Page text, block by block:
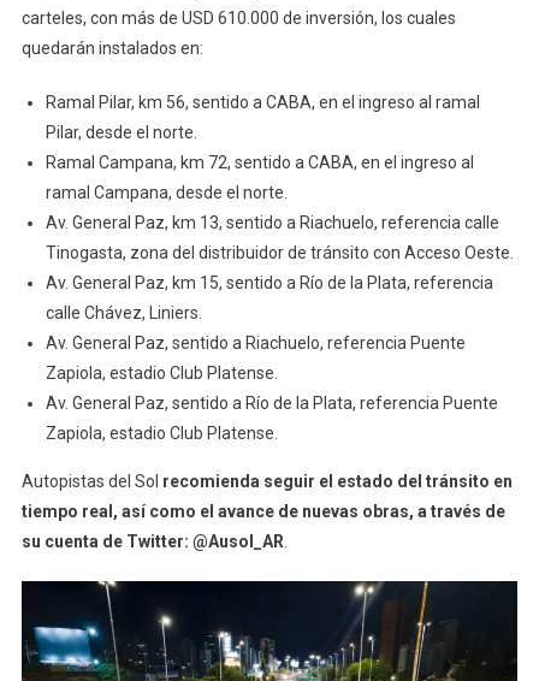
carteles, con más de USD 610.000 de inversión, los cuales
quedarán instalados en:
Ramal Pilar, km 56, sentido a CABA, en el ingreso al ramal
Pilar, desde el norte.
Ramal Campana, km 72, sentido a CABA, en el ingreso al
ramal Campana, desde el norte.
Av. General Paz, km 13, sentido a Riachuelo, referencia calle
Tinogasta, zona del distribuidor de tránsito con Acceso Oeste.
Av. General Paz, km 15, sentido a Río de la Plata, referencia
calle Chávez, Liniers.
Av. General Paz, sentido a Riachuelo, referencia Puente
Zapiola, estadio Club Platense.
Av. General Paz, sentido a Río de la Plata, referencia Puente
Zapiola, estadio Club Platense.
Autopistas del Sol recomienda seguir el estado del tránsito en
tiempo real, así como el avance de nuevas obras, a través de
su cuenta de Twitter: @Ausol_AR.